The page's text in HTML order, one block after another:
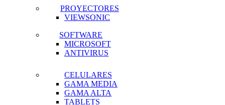
PROYECTORES
VIEWSONIC
SOFTWARE
MICROSOFT
ANTIVIRUS
CELULARES
GAMA MEDIA
GAMA ALTA
TABLETS